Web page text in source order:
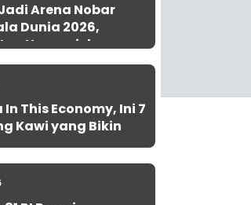
Arena Nobar
Dunia 2026,
Nawawi dan
untuk 1.000 Warga
This Economy, Ini 7
Kawi yang Bikin